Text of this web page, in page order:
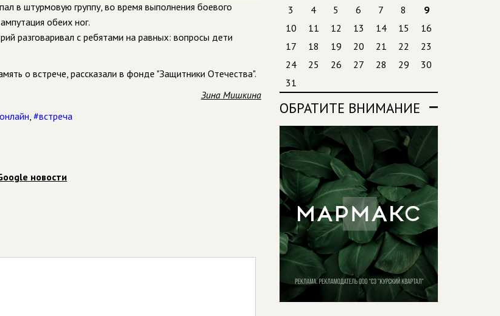
в штурмовую группу, во время выполнения боевого
обеих ног.
разговаривал с ребятами на равных: вопросы дети
о встрече, рассказали в фонде "Защитники Отечества".
Зина Мишкина
, #встреча
новости
3
4 5 6 7 8
9
10
11 12 13 14 15
16
17
18 19 20 21 22
23
24
25 26 27 28 29
30
31
ОБРАТИТЕ ВНИМАНИЕ